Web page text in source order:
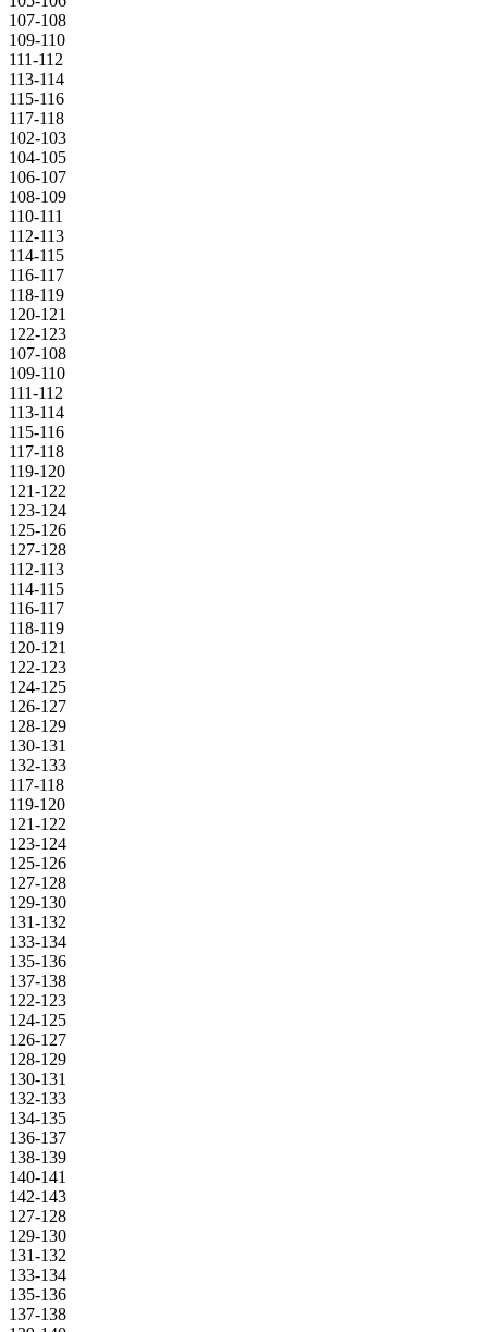
107-108
109-110
111-112
113-114
115-116
117-118
102-103
104-105
106-107
108-109
110-111
112-113
114-115
116-117
118-119
120-121
122-123
107-108
109-110
111-112
113-114
115-116
117-118
119-120
121-122
123-124
125-126
127-128
112-113
114-115
116-117
118-119
120-121
122-123
124-125
126-127
128-129
130-131
132-133
117-118
119-120
121-122
123-124
125-126
127-128
129-130
131-132
133-134
135-136
137-138
122-123
124-125
126-127
128-129
130-131
132-133
134-135
136-137
138-139
140-141
142-143
127-128
129-130
131-132
133-134
135-136
137-138